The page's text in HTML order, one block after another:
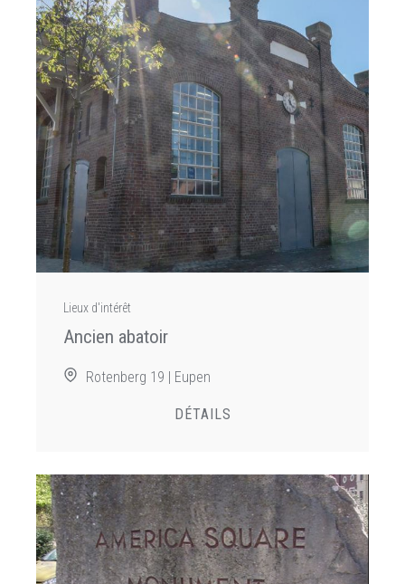
Lieux d'intérêt
Ancien abatoir
Rotenberg 19 | Eupen
DÉTAILS